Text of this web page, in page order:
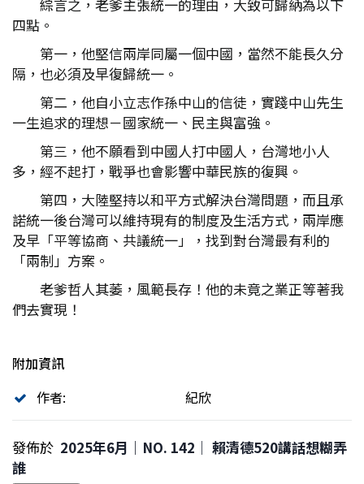
綜言之，老爹主張統一的理由，大致可歸納為以下
四點。
第一，他堅信兩岸同屬一個中國，當然不能長久分
隔，也必須及早復歸統一。
第二，他自小立志作孫中山的信徒，實踐中山先生
一生追求的理想－國家統一、民主與富強。
第三，他不願看到中國人打中國人，台灣地小人
多，經不起打，戰爭也會影響中華民族的復興。
第四，大陸堅持以和平方式解決台灣問題，而且承
諾統一後台灣可以維持現有的制度及生活方式，兩岸應
及早「平等協商、共議統一」，找到對台灣最有利的
「兩制」方案。
老爹哲人其萎，風範長存！他的未竟之業正等著我
們去實現！
附加資訊
作者:
紀欣
發佈於 2025年6月｜NO. 142│ 賴清德520講話想糊弄
誰